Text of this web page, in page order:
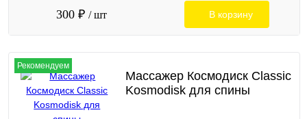
300 ₽ / шт В корзину
Рекомендуем
Массажер Космодиск Classic
Kosmodisk для спины